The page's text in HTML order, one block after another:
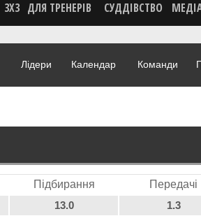
3X3 ДЛЯ ТРЕНЕРІВ СУДДІВСТВО
Лідери Календар Команди
Підбирання Передачі
13.0 1.3